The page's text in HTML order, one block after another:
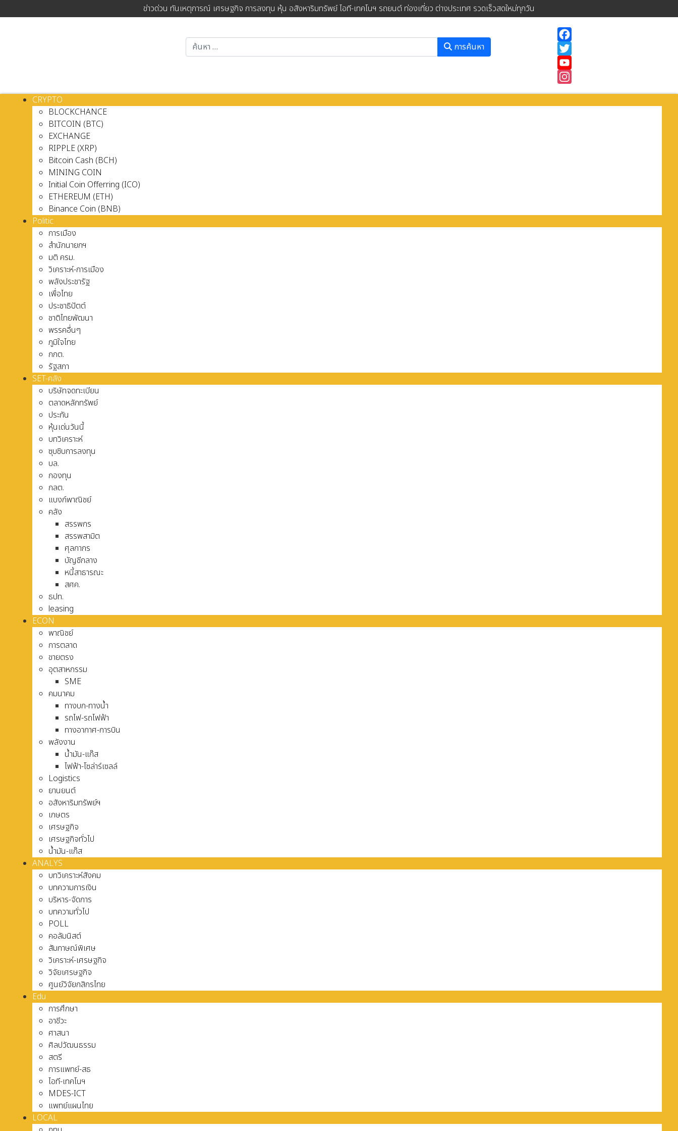
ข่าวด่วน ทันเหตุการณ์ เศรษฐกิจ การลงทุน หุ้น อสังหาริมทรัพย์ ไอที-เทคโนฯ รถยนต์ ท่องเที่ยว ต่างประเทศ รวดเร็วสดใหม่ทุกวัน
การค้นหา
Instagram
CRYPTO
BLOCKCHANCE
BITCOIN (BTC)
EXCHANGE
RIPPLE (XRP)
Bitcoin Cash (BCH)
MINING COIN
Initial Coin Offerring (ICO)
ETHEREUM (ETH)
Binance Coin (BNB)
Politic
การเมือง
สำนักนายกฯ
มติ ครม.
วิเคราะห์-การเมือง
พลังประชารัฐ
เพื่อไทย
ประชาธิปัตต์
ชาติไทยพัฒนา
พรรคอื่นๆ
ภูมิใจไทย
กกต.
รัฐสภา
SET-คลัง
บริษัทจดทะเบียน
ตลาดหลักทรัพย์
ประกัน
หุ้นเด่นวันนี้
บทวิเคราะห์
ซุบซิบการลงทุน
บล.
กองทุน
กลต.
แบงก์พาณิชย์
คลัง
สรรพกร
สรรพสามิต
ศุลกากร
บัญชีกลาง
หนี้สาธารณะ
สศค.
ธปท.
leasing
ECON
พาณิชย์
การตลาด
ขายตรง
อุตสาหกรรม
SME
คมนาคม
ทางบก-ทางน้ำ
รถไฟ-รถไฟฟ้า
ทางอากาศ-การบิน
พลังงาน
น้ำมัน-แก๊ส
ไฟฟ้า-โซล่าร์เซลล์
Logistics
ยานยนต์
อสังหาริมทรัพย์ฯ
เกษตร
เศรษฐกิจ
เศรษฐกิจทั่วไป
น้ำมัน-แก๊ส
ANALYS
บทวิเคราะห์สังคม
บทความการเงิน
บริหาร-จัดการ
บทความทั่วไป
POLL
คอลัมนิสต์
สัมภาษณ์พิเศษ
วิเคราะห์-เศรษฐกิจ
วิจัยเศรษฐกิจ
ศูนย์วิจัยกสิกรไทย
Edu
การศึกษา
อาชีวะ
ศาสนา
ศิลปวัฒนธรรม
สตรี
การแพทย์-สธ
ไอที-เทคโนฯ
MDES-ICT
แพทย์แผนไทย
LOCAL